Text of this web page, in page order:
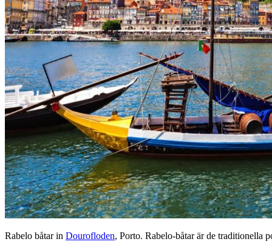
Rabelo båtar in Dourofloden, Porto. Rabelo-båtar är de traditionella